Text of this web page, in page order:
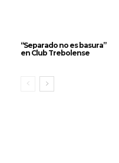
“Separado no es basura”
en Club Trebolense